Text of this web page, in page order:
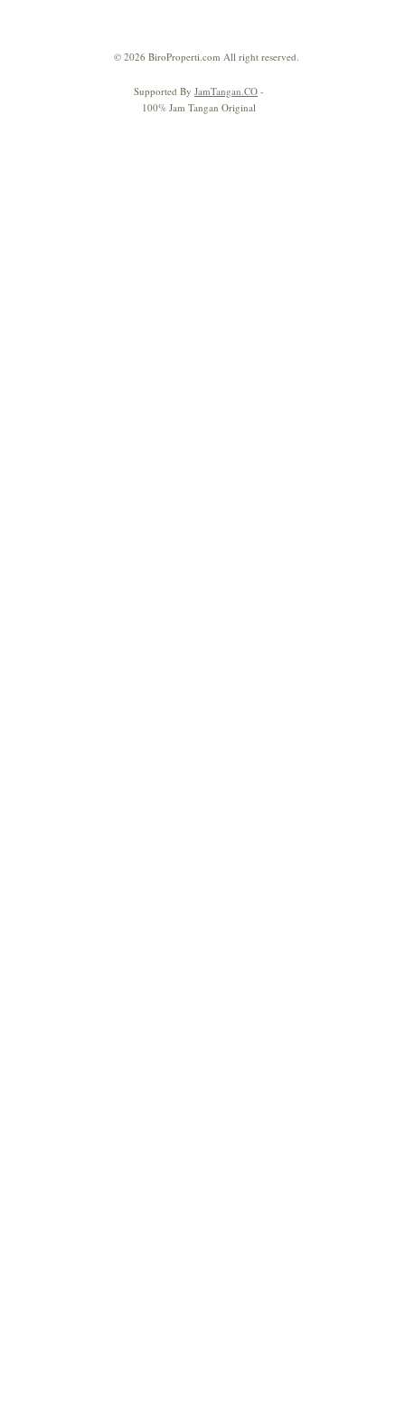
© 2026 BiroProperti.com All right reserved.
Supported By JamTangan.CO -
100% Jam Tangan Original